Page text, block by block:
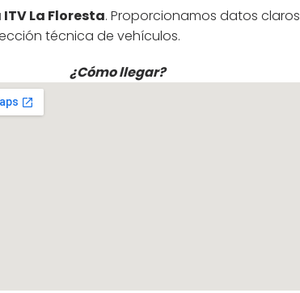
La Floresta. Proporcionamos datos claros
técnica de vehículos.
¿Cómo llegar?